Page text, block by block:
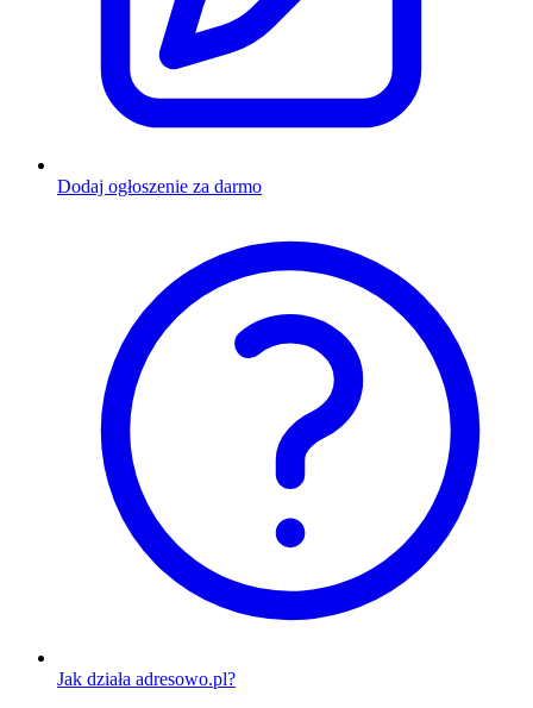
Dodaj ogłoszenie za darmo
Jak działa adresowo.pl?